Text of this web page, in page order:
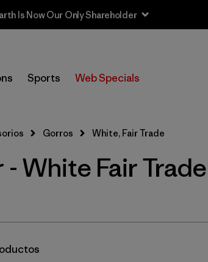
Is Now Our Only Shareholder
Sports Web Specials
Gorros White, Fair Trade
White Fair Trade